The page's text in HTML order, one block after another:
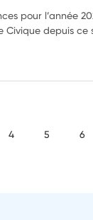
pour l’année
depuis ce
4 5 6